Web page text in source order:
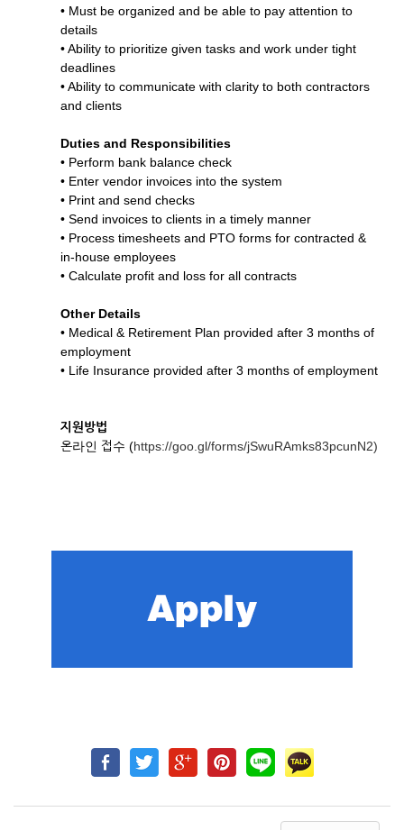
• Must be organized and be able to pay attention to
details
• Ability to prioritize given tasks and work under tight
deadlines
• Ability to communicate with clarity to both contractors
and clients
Duties and Responsibilities
• Perform bank balance check
• Enter vendor invoices into the system
• Print and send checks
• Send invoices to clients in a timely manner
• Process timesheets and PTO forms for contracted &
in-house employees
• Calculate profit and loss for all contracts
Other Details
• Medical & Retirement Plan provided after 3 months of
employment
• Life Insurance provided after 3 months of employment
지원방법
온라인 접수 (https://goo.gl/forms/jSwuRAmks83pcunN2)